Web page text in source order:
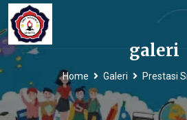
galeri
Home Galeri Prestasi